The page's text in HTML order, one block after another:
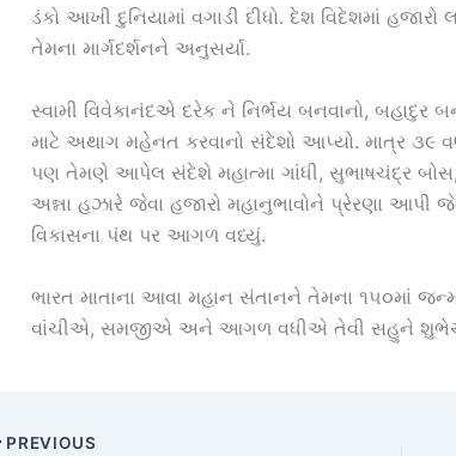
ડંકો આખી દુનિયામાં વગાડી દીધો. દેશ વિદેશમાં હજારો
તેમના માર્ગદર્શનને અનુસર્યા.
સ્વામી વિવેકાનંદએ દરેક ને નિર્ભય બનવાનો, બહાદુર
માટે અથાગ મહેનત કરવાનો સંદેશો આપ્યો. માત્ર ૩૯
પણ તેમણે આપેલ સંદેશે મહાત્મા ગાંધી, સુભાષચંદ્ર
અન્ના હઝારે જેવા હજારો મહાનુભાવોને પ્રેરણા
વિકાસના પંથ પર આગળ વધ્યું.
ભારત માતાના આવા મહાન સંતાનને તેમના ૧૫૦માં
વાંચીએ, સમજીએ અને આગળ વધીએ તેવી સહુને
PREVIOUS